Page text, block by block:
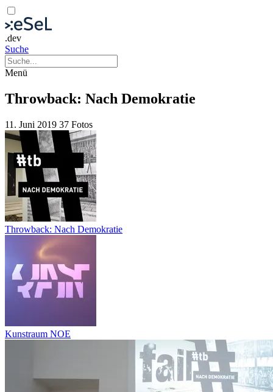
.dev
Suche
Menü
Throwback: Nach Demokratie
11. Juni 2019 37 Fotos
Throwback: Nach Demokratie
Kunstraum NOE